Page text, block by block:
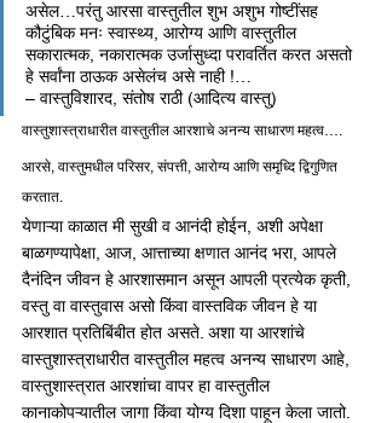
असेल…परंतु आरसा वास्तुतील शुभ अशुभ गोष्टींसह
कौटुंबिक मनः स्वास्थ्य, आरोग्य आणि वास्तुतील
सकारात्मक, नकारात्मक उर्जासुध्दा परावर्तित करत असतो
हे सर्वांना ठाऊक असेलंच असे नाही !…
– वास्तुविशारद, संतोष राठी (आदित्य वास्तु)
वास्तुशास्त्राधारीत वास्तुतील आरशाचे अनन्य साधारण महत्व….
आरसे, वास्तुमधील परिसर, संपत्ती, आरोग्य आणि समृध्दि द्विगुणित
करतात.
येणाऱ्या काळात मी सुखी व आनंदी होईन, अशी अपेक्षा
बाळगण्यापेक्षा, आज, आत्ताच्या क्षणात आनंद भरा, आपले
दैनंदिन जीवन हे आरशासमान असून आपली प्रत्येक कृती,
वस्तु वा वास्तुवास असो किंवा वास्तविक जीवन हे या
आरशात प्रतिबिंबीत होत असते. अशा या आरशांचे
वास्तुशास्त्राधारीत वास्तुतील महत्व अनन्य साधारण आहे,
वास्तुशास्त्रात आरशांचा वापर हा वास्तुतील
कानाकोपऱ्यातील जागा किंवा योग्य दिशा पाहून केला जातो.